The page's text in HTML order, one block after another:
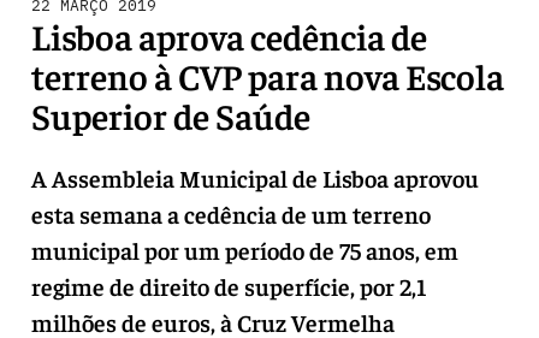
22 MARÇO 2019
Lisboa aprova cedência de
terreno à CVP para nova Escola
Superior de Saúde
A Assembleia Municipal de Lisboa aprovou
esta semana a cedência de um terreno
municipal por um período de 75 anos, em
regime de direito de superfície, por 2,1
milhões de euros, à Cruz Vermelha